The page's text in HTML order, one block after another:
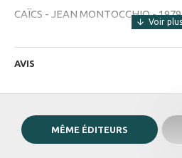
CAÏCS - JEAN MONTOCCHIO - 1979
AVIS
MÊME ÉDITEURS